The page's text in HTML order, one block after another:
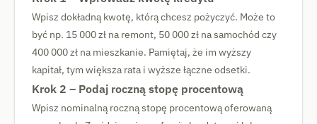
Wpisz dokładną kwotę, którą chcesz pożyczyć. Może to
być np. 15 000 zł na remont, 50 000 zł na samochód czy
400 000 zł na mieszkanie. Pamiętaj, że im wyższy
kapitał, tym większa rata i wyższe łączne odsetki.
Krok 2 – Podaj roczną stopę procentową
Wpisz nominalną roczną stopę procentową oferowaną